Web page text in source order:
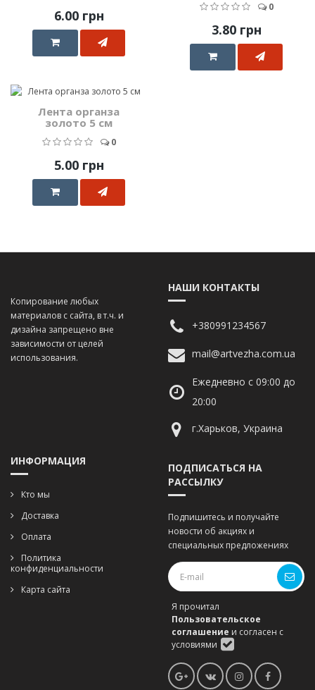
6.00 грн
0
3.80 грн
Лента органза
золото 5 см
0
5.00 грн
Копирование любых
материалов с сайта, в т.ч. и
дизайна запрещено вне
зависимости от целей
использования.
НАШИ КОНТАКТЫ
+380991234567
mail@artvezha.com.ua
Ежедневно с 09:00 до
20:00
г.Харьков, Украина
ИНФОРМАЦИЯ
Кто мы
Доставка
Оплата
Политика
конфиденциальности
Карта сайта
ПОДПИСАТЬСЯ НА
РАССЫЛКУ
Подпишитесь и получайте
новости об акциях и
специальных предложениях
Я прочитал
Пользовательское
соглашение и согласен с
условиями